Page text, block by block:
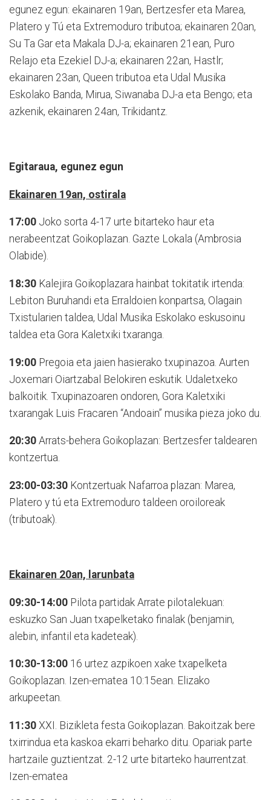
egunez egun: ekainaren 19an, Bertzesfer eta Marea,
Platero y Tú eta Extremoduro tributoa; ekainaren 20an,
Su Ta Gar eta Makala DJ-a; ekainaren 21ean, Puro
Relajo eta Ezekiel DJ-a; ekainaren 22an, Hastlr;
ekainaren 23an, Queen tributoa eta Udal Musika
Eskolako Banda, Mirua, Siwanaba DJ-a eta Bengo; eta
azkenik, ekainaren 24an, Trikidantz.
Egitaraua, egunez egun
Ekainaren 19an, ostirala
17:00 Joko sorta 4-17 urte bitarteko haur eta
nerabeentzat Goikoplazan. Gazte Lokala (Ambrosia
Olabide).
18:30 Kalejira Goikoplazara hainbat tokitatik irtenda:
Lebiton Buruhandi eta Erraldoien konpartsa, Olagain
Txistularien taldea, Udal Musika Eskolako eskusoinu
taldea eta Gora Kaletxiki txaranga.
19:00 Pregoia eta jaien hasierako txupinazoa. Aurten
Joxemari Oiartzabal Belokiren eskutik. Udaletxeko
balkoitik. Txupinazoaren ondoren, Gora Kaletxiki
txarangak Luis Fracaren “Andoain” musika pieza joko du.
20:30 Arrats-behera Goikoplazan: Bertzesfer taldearen
kontzertua.
23:00-03:30 Kontzertuak Nafarroa plazan: Marea,
Platero y tú eta Extremoduro taldeen oroiloreak
(tributoak).
Ekainaren 20an, larunbata
09:30-14:00 Pilota partidak Arrate pilotalekuan:
eskuzko San Juan txapelketako finalak (benjamin,
alebin, infantil eta kadeteak).
10:30-13:00 16 urtez azpikoen xake txapelketa
Goikoplazan. Izen-ematea 10:15ean. Elizako
arkupeetan.
11:30 XXI. Bizikleta festa Goikoplazan. Bakoitzak bere
txirrindua eta kaskoa ekarri beharko ditu. Opariak parte
hartzaile guztientzat. 2-12 urte bitarteko haurrentzat.
Izen-ematea